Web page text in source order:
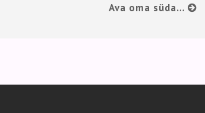
Ava oma süda…